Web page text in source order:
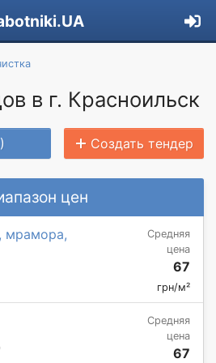
в г. Красноильск
Создать тендер
цен
мрамора,
Средняя
цена
67
грн/м²
Средняя
цена
67